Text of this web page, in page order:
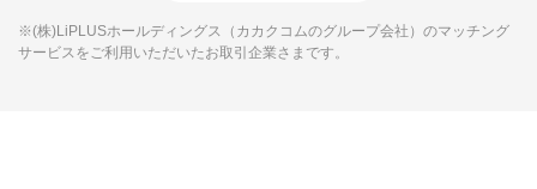
※(株)LiPLUSホールディングス（カカクコムのグループ会社）のマッチング
サービスをご利用いただいたお取引企業さまです。